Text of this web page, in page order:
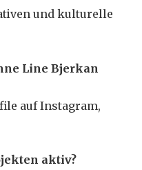
und kulturelle
Line Bjerkan
auf Instagram,
aktiv?